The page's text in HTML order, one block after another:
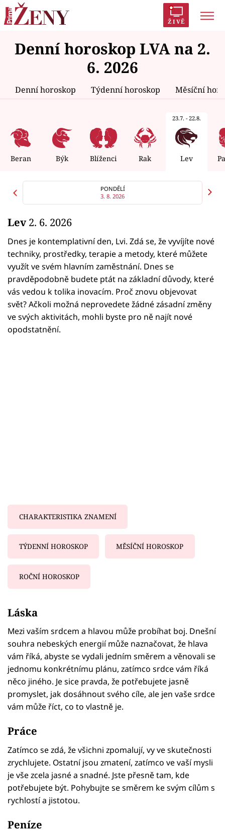
ŽIVĚ
Trendy: Polabí Inspekce Prostřeno!
AYTO?
Zrádci Proměny
Témata
Celebrity
Seriály
Horoskopy
Sledujte prima+
Filmový festival Karlovy Vary
Pořady
Mámy sobě
Denní horoskop LVA na 2.
6. 2026
Denní horoskop Týdenní horoskop Měsíční
Beran Býk Blíženci Rak
23.7. - 22.8.
Lev
PONDĚLÍ
3. 8. 2026
Lev2. 6. 2026
Dnes je kontemplativní den, Lvi. Zdá se, že vyvíjíte nové
techniky, prostředky, terapie a metody, které můžete
využít ve svém hlavním zaměstnání. Dnes se
pravděpodobně budete ptát na základní důvody, které
vás vedou k tolika inovacím. Proč znovu objevovat
svět? Ačkoli možná neprovedete žádné zásadní změny
ve svých aktivitách, mohli byste pro ně najít nové
opodstatnění.
CHARAKTERISTIKA ZNAMENÍ
TÝDENNÍ HOROSKOP MĚSÍČNÍ HOROSKOP
ROČNÍ HOROSKOP
Láska
Mezi vaším srdcem a hlavou může probíhat boj. Dnešní
souhra nebeských energií může naznačovat, že hlava
vám říká, abyste se vydali jedním směrem a věnovali se
jednomu konkrétnímu plánu, zatímco srdce vám říká
něco jiného. Je sice pravda, že potřebujete jasně
promyslet, jak dosáhnout svého cíle, ale jen vaše srdce
vám může říct, co to vlastně je.
Práce
Zatímco se zdá, že všichni zpomalují, vy ve skutečnosti
zrychlujete. Ostatní jsou zmatení, zatímco ve vaší mysli
je vše zcela jasné a snadné. Jste přesně tam, kde
potřebujete být. Pohybujte se směrem ke svým cílům s
rychlostí a jistotou.
Peníze